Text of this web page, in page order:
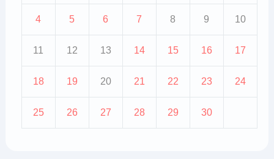
4 5 6 7 8 9 10
11 12 13 14 15 16 17
18 19 20 21 22 23 24
25 26 27 28 29 30